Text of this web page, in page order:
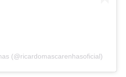
(@ricardomascarenhasoficial)